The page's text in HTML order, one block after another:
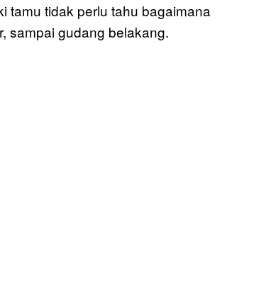
tamu tidak perlu tahu bagaimana
sampai gudang belakang.